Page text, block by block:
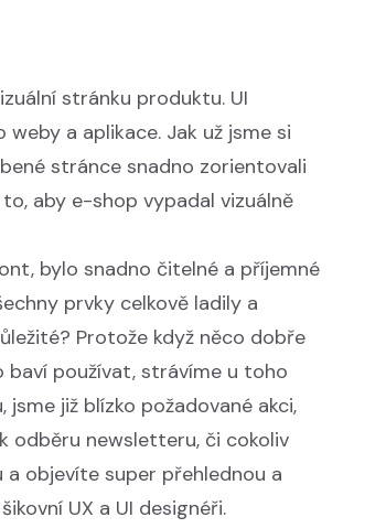
stránku produktu. UI
a aplikace. Jak už jsme si
stránce snadno zorientovali
aby e-shop vypadal vizuálně
bylo snadno čitelné a příjemné
prvky celkově ladily a
Protože když něco dobře
baví používat, strávíme u toho
již blízko požadované akci,
odběru newsletteru, či cokoliv
objevíte super přehlednou a
UX a UI designéři.